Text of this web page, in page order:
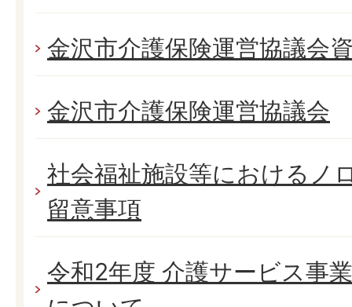
金沢市介護保険運営協議会
金沢市介護保険運営協議会
社会福祉施設等におけるノ
留意事項
令和2年度 介護サービス事